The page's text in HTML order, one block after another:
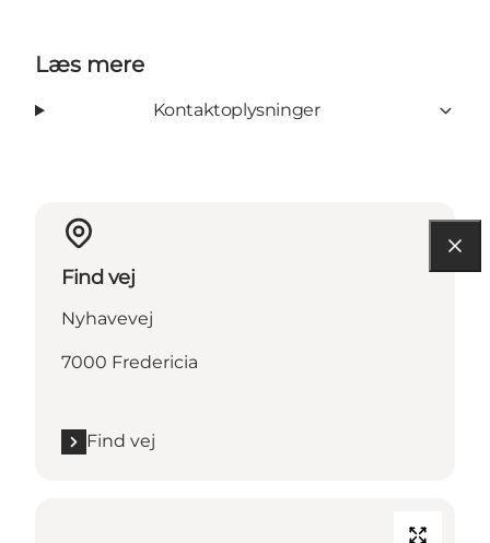
Læs mere
Kontaktoplysninger
Find vej
Nyhavevej
7000 Fredericia
Find vej